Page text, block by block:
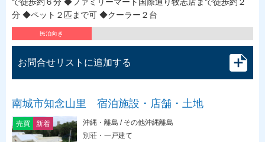
分 ◆ペット２匹まで可 ◆クーラー２台
民泊向き
お問合せリストに追加する
南城市知念山里 宿泊施設・店舗・土地
売買 新着
沖縄・離島 / その他沖縄離島
別荘・一戸建て